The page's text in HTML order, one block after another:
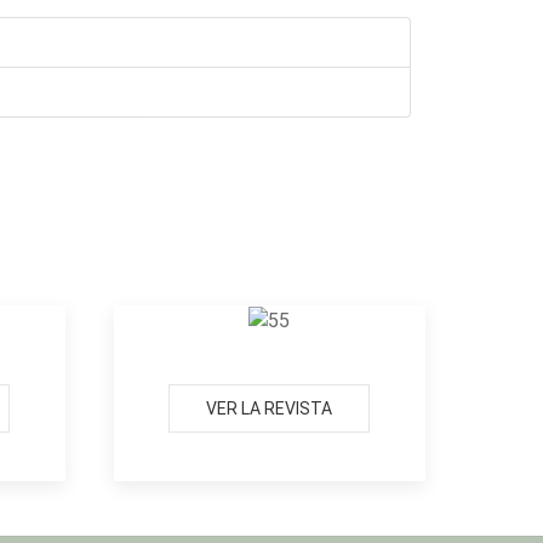
VER LA REVISTA